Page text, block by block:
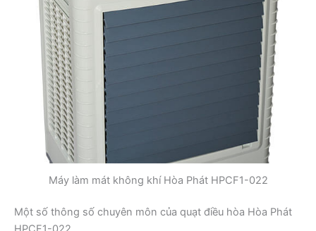
Máy làm mát không khí Hòa Phát HPCF1-022
Một số thông số chuyên môn của quạt điều hòa Hòa Phát